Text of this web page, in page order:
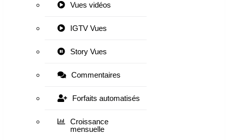
Vues vidéos
IGTV Vues
Story Vues
Commentaires
Forfaits automatisés
Croissance
mensuelle